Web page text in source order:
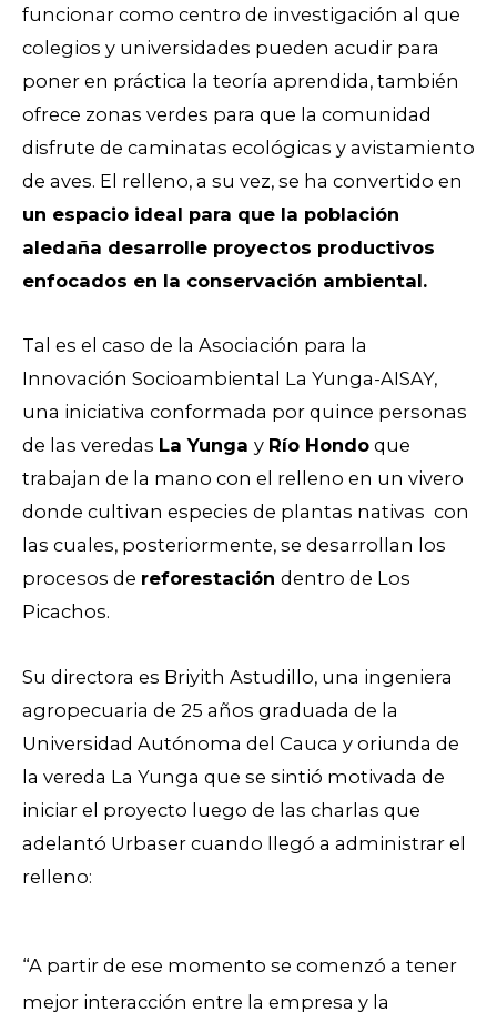
funcionar como centro de investigación al que
colegios y universidades pueden acudir para
poner en práctica la teoría aprendida, también
ofrece zonas verdes para que la comunidad
disfrute de caminatas ecológicas y avistamiento
de aves. El relleno, a su vez, se ha convertido en
un espacio ideal para que la población
aledaña desarrolle proyectos productivos
enfocados en la conservación ambiental.
Tal es el caso de la Asociación para la
Innovación Socioambiental La Yunga-AISAY,
una iniciativa conformada por quince personas
de las veredas La Yunga y Río Hondo que
trabajan de la mano con el relleno en un vivero
donde cultivan especies de plantas nativas con
las cuales, posteriormente, se desarrollan los
procesos de reforestación dentro de Los
Picachos.
Su directora es Briyith Astudillo, una ingeniera
agropecuaria de 25 años graduada de la
Universidad Autónoma del Cauca y oriunda de
la vereda La Yunga que se sintió motivada de
iniciar el proyecto luego de las charlas que
adelantó Urbaser cuando llegó a administrar el
relleno:
“A partir de ese momento se comenzó a tener
mejor interacción entre la empresa y la